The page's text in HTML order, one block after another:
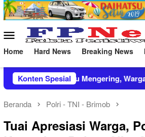
Loncat
ke
Menu
Mobile
Home Hard News Breaking News
Konten Spesial
Indramayu Mengering, Warga
Beranda Polri - TNI - Brimob
Tuai Apresiasi Warga,